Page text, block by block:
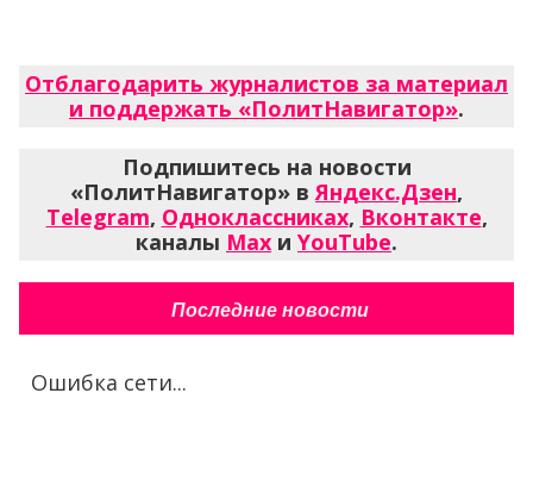
Отблагодарить журналистов за материал
и поддержать «ПолитНавигатор».
Подпишитесь на новости
«ПолитНавигатор» вЯндекс.Дзен,
Telegram, Одноклассниках, Вконтакте,
каналы Max и YouTube.
Последние новости
Ошибка сети...